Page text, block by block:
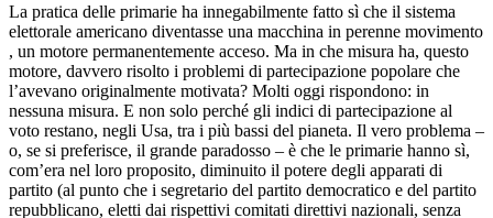
La pratica delle primarie ha innegabilmente fatto sì che il sistema
elettorale americano diventasse una macchina in perenne movimento
, un motore permanentemente acceso. Ma in che misura ha, questo
motore, davvero risolto i problemi di partecipazione popolare che
l’avevano originalmente motivata? Molti oggi rispondono: in
nessuna misura. E non solo perché gli indici di partecipazione al
voto restano, negli Usa, tra i più bassi del pianeta. Il vero problema –
o, se si preferisce, il grande paradosso – è che le primarie hanno sì,
com’era nel loro proposito, diminuito il potere degli apparati di
partito (al punto che i segretario del partito democratico e del partito
repubblicano, eletti dai rispettivi comitati direttivi nazionali, senza